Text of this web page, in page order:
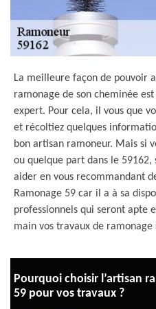
La meilleure façon de pouvoir
ramonage de son cheminée
expert. Pour cela, il vous que
et récoltiez quelques
bon artisan ramoneur. Mais si
ou quelque part dans le 59162,
aider en vous recommandant
Ramonage 59 car il a à sa
professionnels qui seront apte
main vos travaux de ramonage
Pourquoi choisir l’artisan
59 pour vos travaux ?